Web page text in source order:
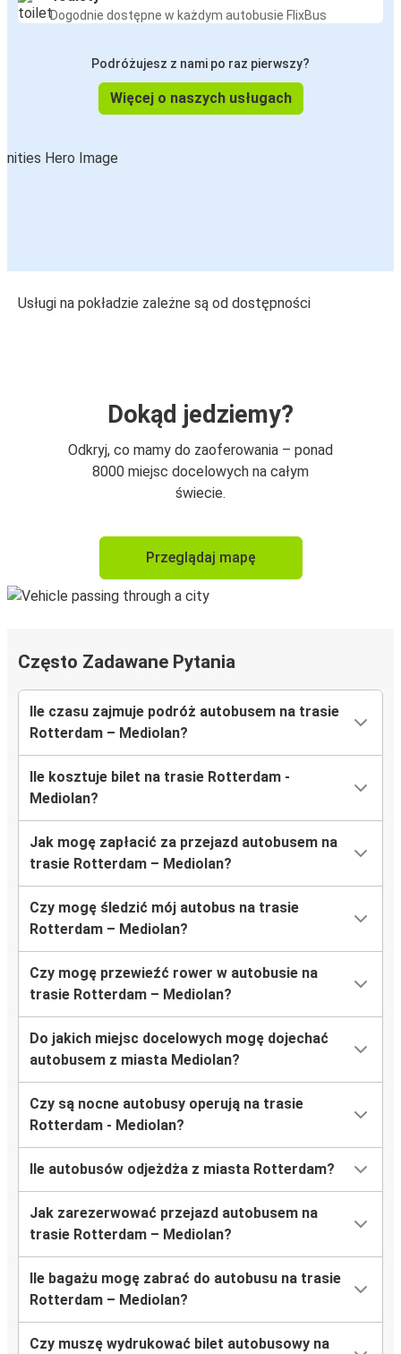
Dogodnie dostępne w każdym autobusie FlixBus
Podróżujesz z nami po raz pierwszy?
Więcej o naszych usługach
Usługi na pokładzie zależne są od dostępności
Dokąd jedziemy?
Odkryj, co mamy do zaoferowania – ponad
8000 miejsc docelowych na całym
świecie.
Przeglądaj mapę
Często Zadawane Pytania
Ile czasu zajmuje podróż autobusem na trasie
Rotterdam – Mediolan?
Ile kosztuje bilet na trasie Rotterdam -
Mediolan?
Jak mogę zapłacić za przejazd autobusem na
trasie Rotterdam – Mediolan?
Czy mogę śledzić mój autobus na trasie
Rotterdam – Mediolan?
Czy mogę przewieźć rower w autobusie na
trasie Rotterdam – Mediolan?
Do jakich miejsc docelowych mogę dojechać
autobusem z miasta Mediolan?
Czy są nocne autobusy operują na trasie
Rotterdam - Mediolan?
Ile autobusów odjeżdża z miasta Rotterdam?
Jak zarezerwować przejazd autobusem na
trasie Rotterdam – Mediolan?
Ile bagażu mogę zabrać do autobusu na trasie
Rotterdam – Mediolan?
Czy muszę wydrukować bilet autobusowy na